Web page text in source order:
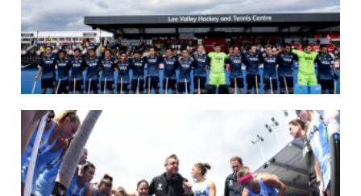
07/08/2026
LOS LEONES LISTOS PARA DISPUTAR EL MUNDIAL 2026
Del 15 al 30 de agosto, el seleccionado argentino masculino de hockey disputará
la Copa del Mundo en Países Bajos y Bélgica. El debut será ante Japón.
14/07/2026
MUNDIAL 2026: LOS LEONES CONVOCADOS POR LUCAS REY
Del 15 al 30 de agosto disputarán el Mundial en Países Bajos y Bélgica.
LEER MÁS